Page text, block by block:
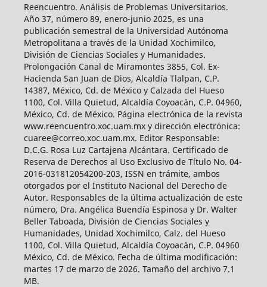
Reencuentro. Análisis de Problemas Universitarios.
Año 37, número 89, enero-junio 2025, es una
publicación semestral de la Universidad Autónoma
Metropolitana a través de la Unidad Xochimilco,
División de Ciencias Sociales y Humanidades.
Prolongación Canal de Miramontes 3855, Col. Ex-
Hacienda San Juan de Dios, Alcaldía Tlalpan, C.P.
14387, México, Cd. de México y Calzada del Hueso
1100, Col. Villa Quietud, Alcaldía Coyoacán, C.P. 04960,
México, Cd. de México. Página electrónica de la revista
www.reencuentro.xoc.uam.mx y dirección electrónica:
cuaree@correo.xoc.uam.mx. Editor Responsable:
D.C.G. Rosa Luz Cartajena Alcántara. Certificado de
Reserva de Derechos al Uso Exclusivo de Título No. 04-
2016-031812054200-203, ISSN en trámite, ambos
otorgados por el Instituto Nacional del Derecho de
Autor. Responsables de la última actualización de este
número, Dra. Angélica Buendía Espinosa y Dr. Walter
Beller Taboada, División de Ciencias Sociales y
Humanidades, Unidad Xochimilco, Calz. del Hueso
1100, Col. Villa Quietud, Alcaldía Coyoacán, C.P. 04960
México, Cd. de México. Fecha de última modificación:
martes 17 de marzo de 2026. Tamaño del archivo 7.1
MB.